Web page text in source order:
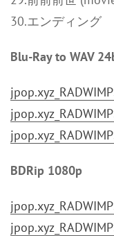
30.エンディング
Blu-Ray to WAV
BDRip 1080p